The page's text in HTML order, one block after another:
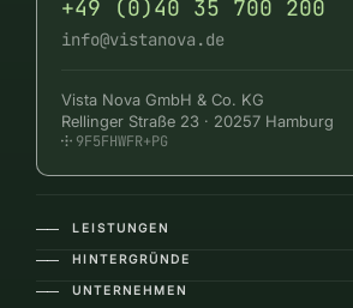
+49 (0)40 35 700 200
info@vistanova.de
Vista Nova GmbH & Co. KG
Rellinger Straße 23 · 20257 Hamburg
9F5FHWFR+PG
―― LEISTUNGEN
―― HINTERGRÜNDE
―― UNTERNEHMEN